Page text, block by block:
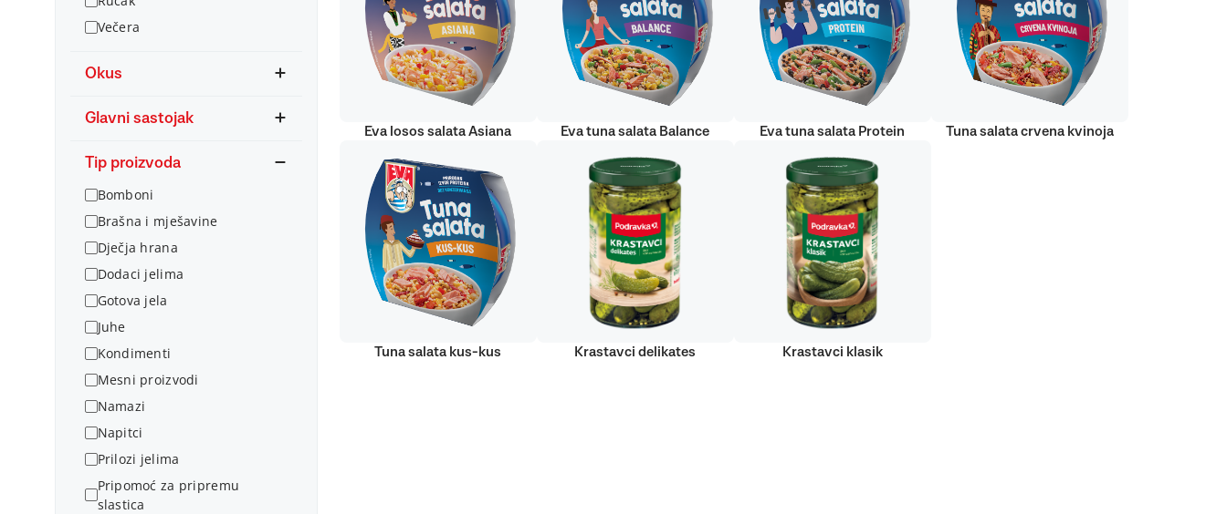
Večera
Okus
Glavni sastojak
Tip proizvoda
Bomboni
Brašna i mješavine
Dječja hrana
Dodaci jelima
Gotova jela
Juhe
Kondimenti
Mesni proizvodi
Namazi
Napitci
Prilozi jelima
Pripomoć za pripremu
slastica
Eva losos salata Asiana Eva tuna salata Balance Eva tuna salata Protein Tuna salata crvena kvinoja
Tuna salata kus-kus Krastavci delikates Krastavci klasik